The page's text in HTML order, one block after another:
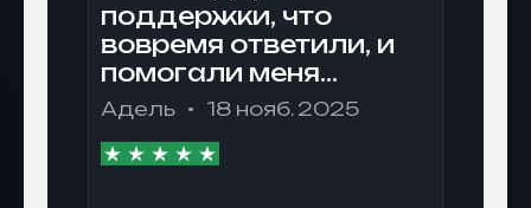
поддержки, что
вовремя ответили, и
помогали меня
разобраться. Я
допустила ошибку и
вовремя ее
Адель 18 нояб. 2025